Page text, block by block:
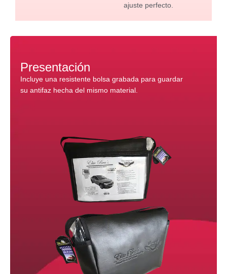
ajuste perfecto.
Presentación
Incluye una resistente bolsa grabada para guardar
su antifaz hecha del mismo material.